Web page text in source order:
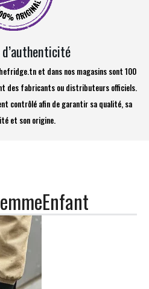
et dans nos magasins sont 100
des fabricants ou distributeurs officiels.
contrôlé afin de garantir sa qualité, sa
et son origine.
Enfant